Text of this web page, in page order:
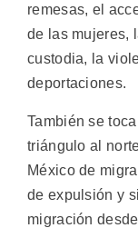
remesas, el
de las mujeres,
custodia, la
deportaciones.
También se
triángulo al
México de
de expulsión y
migración